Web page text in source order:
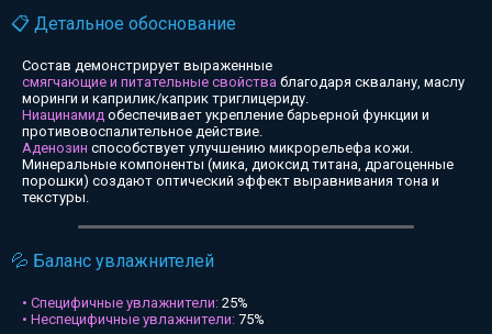
📋 Детальное обоснование
Состав демонстрирует выраженные
смягчающие и питательные свойства благодаря сквалану, маслу
моринги и каприлик/каприк триглицериду.
Ниацинамид обеспечивает укрепление барьерной функции и
противовоспалительное действие.
Аденозин способствует улучшению микрорельефа кожи.
Минеральные компоненты (мика, диоксид титана, драгоценные
порошки) создают оптический эффект выравнивания тона и
текстуры.
💦 Баланс увлажнителей
• Специфичные увлажнители: 25%
• Неспецифичные увлажнители: 75%